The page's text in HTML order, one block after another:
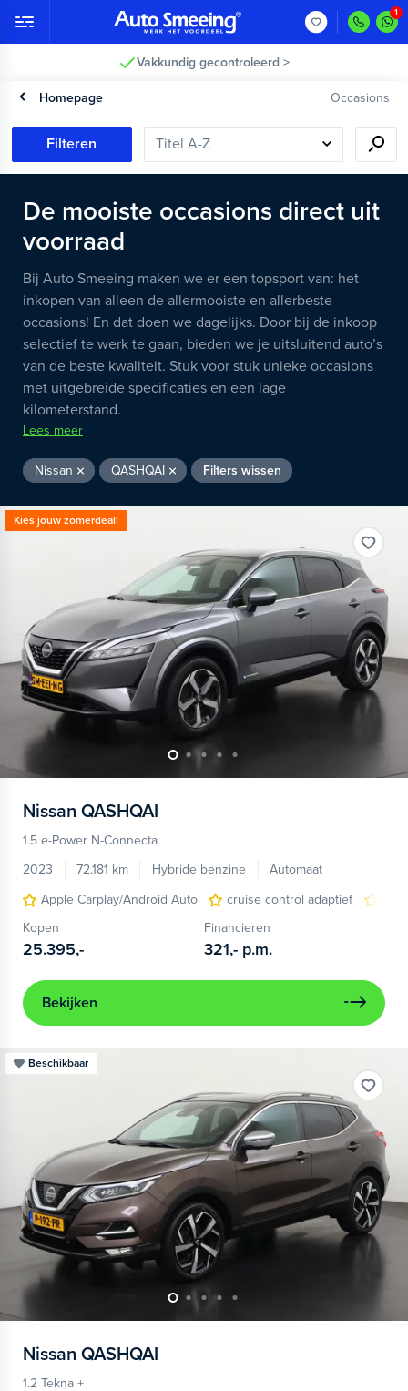
Vakkundig gecontroleerd >
Homepage Occasions
Filteren
De mooiste occasions direct uit
voorraad
Bij Auto Smeeing maken we er een topsport van: het
inkopen van alleen de allermooiste en allerbeste
occasions! En dat doen we dagelijks. Door bij de inkoop
selectief te werk te gaan, bieden we je uitsluitend auto’s
van de beste kwaliteit. Stuk voor stuk unieke occasions
met uitgebreide specificaties en een lage
kilometerstand.
Lees meer
Nissan QASHQAI Filters wissen
Kies jouw zomerdeal!
Nissan QASHQAI
1.5 e-Power N-Connecta
2023
72.181 km Hybride benzine
Automaat
Apple Carplay/Android Auto
cruise control adaptief
Kopen
25.395,-
Financieren
321,- p.m.
Bekijken
Beschikbaar
Nissan QASHQAI
1.2 Tekna +